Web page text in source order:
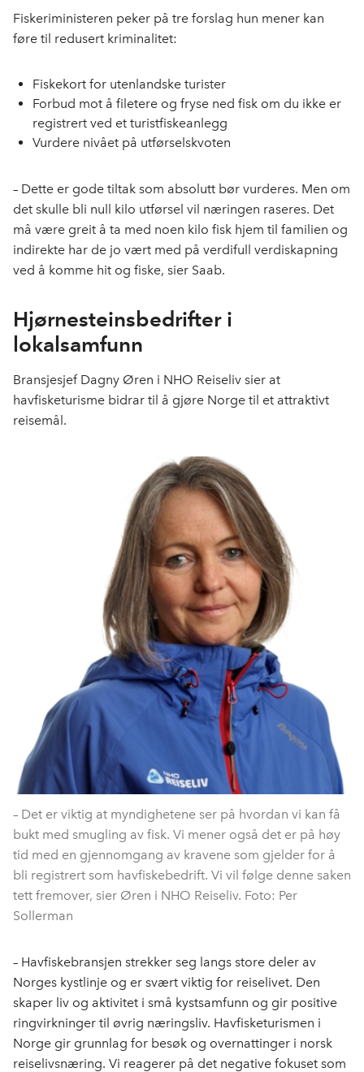
Fiskeriministeren peker på tre forslag hun mener kan
føre til redusert kriminalitet:
Fiskekort for utenlandske turister
Forbud mot å filetere og fryse ned fisk om du ikke er
registrert ved et turistfiskeanlegg
Vurdere nivået på utførselskvoten
– Dette er gode tiltak som absolutt bør vurderes. Men om
det skulle bli null kilo utførsel vil næringen raseres. Det
må være greit å ta med noen kilo fisk hjem til familien og
indirekte har de jo vært med på verdifull verdiskapning
ved å komme hit og fiske, sier Saab.
Hjørnesteinsbedrifter i
lokalsamfunn
Bransjesjef Dagny Øren i NHO Reiseliv sier at
havfisketurisme bidrar til å gjøre Norge til et attraktivt
reisemål.
– Det er viktig at myndighetene ser på hvordan vi kan få
bukt med smugling av fisk. Vi mener også det er på høy
tid med en gjennomgang av kravene som gjelder for å
bli registrert som havfiskebedrift. Vi vil følge denne saken
tett fremover, sier Øren i NHO Reiseliv. Foto: Per
Sollerman
– Havfiskebransjen strekker seg langs store deler av
Norges kystlinje og er svært viktig for reiselivet. Den
skaper liv og aktivitet i små kystsamfunn og gir positive
ringvirkninger til øvrig næringsliv. Havfisketurismen i
Norge gir grunnlag for besøk og overnattinger i norsk
reiselivsnæring. Vi reagerer på det negative fokuset som